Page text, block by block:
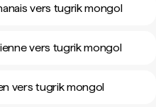
vers tugrik mongol
vers tugrik mongol
vers tugrik mongol